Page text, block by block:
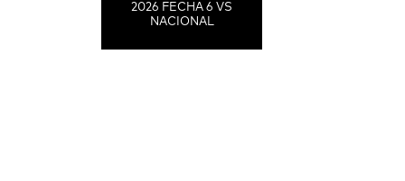
2026 FECHA 6 VS
NACIONAL